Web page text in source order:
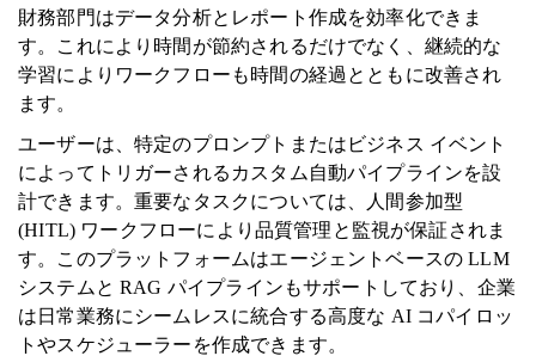
財務部門はデータ分析とレポート作成を効率化できま
す。これにより時間が節約されるだけでなく、継続的な
学習によりワークフローも時間の経過とともに改善され
ます。
ユーザーは、特定のプロンプトまたはビジネス イベント
によってトリガーされるカスタム自動パイプラインを設
計できます。重要なタスクについては、人間参加型
(HITL) ワークフローにより品質管理と監視が保証されま
す。このプラットフォームはエージェントベースの LLM
システムと RAG パイプラインもサポートしており、企業
は日常業務にシームレスに統合する高度な AI コパイロッ
トやスケジューラーを作成できます。